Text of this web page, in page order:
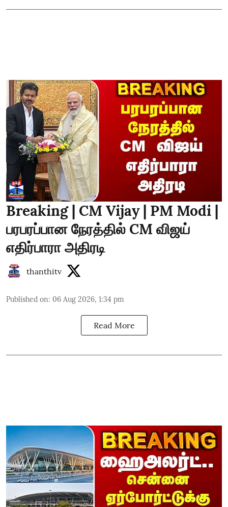
Breaking | CM Vijay | PM Modi |
பரபரப்பான நேரத்தில் CM விஜய்
எதிர்பாரா அதிரடி
thanthitv
Published on: 06 Aug 2026, 1:34 pm
Read More